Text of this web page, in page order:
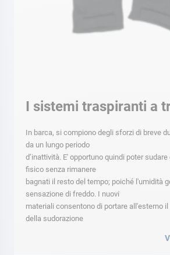
I sistemi traspiranti a
In barca, si compiono degli sforzi di breve
da un lungo periodo
d’inattività. E' opportuno quindi poter
fisico senza rimanere
bagnati il resto del tempo; poiché l'umidità
sensazione di freddo. I nuovi
materiali consentono di portare all'esterno
della sudorazione